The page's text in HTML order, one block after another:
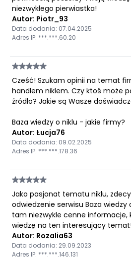
niezwykłego pierwiastka!
Autor: Piotr_93
Data dodania: 07.04.2025
Adres IP: ***.***.60.20
Cześć! Szukam opinii na temat
handlem niklem. Czy ktoś może
źródło? Jakie są Wasze
Baza wiedzy o niklu - jakie firmy?
Autor: Łucja76
Data dodania: 09.02.2025
Adres IP: ***.***.178.36
Jako pasjonat tematu niklu,
odwiedzenie serwisu Baza wiedzy
tam niezwykle cenne informacje,
wiedzę na ten interesujący temat!
Autor: Rozalia63
Data dodania: 29.09.2023
Adres IP: ***.***.146.131